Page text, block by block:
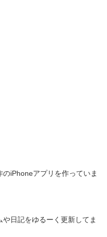
iPhoneアプリを作っていま
日記をゆるーく更新してま